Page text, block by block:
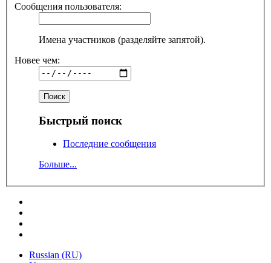
Сообщения пользователя:
Имена участников (разделяйте запятой).
Новее чем:
Быстрый поиск
Последние сообщения
Больше...
Russian (RU)